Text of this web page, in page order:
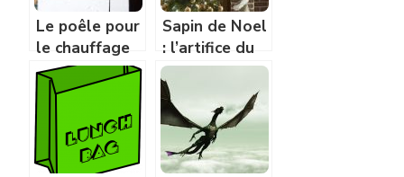
Le poêle pour
le chauffage
qui fera du
bien à votre
environnement
Sapin de Noel
: l’artifice du
25 decembre